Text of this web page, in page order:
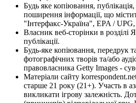
Будь яке копіювання,
поширення інформації, що
"Інтерфакс-Україна", EPA / UPG,
Власник веб-сторінки в розділі
публікації.
Будь-яке копіювання, передрук
фотографічних творів та/або
правовласника Getty Images -
Матеріали сайту
старше 21 року (21+). Участь в
викликати ігрову залежність.